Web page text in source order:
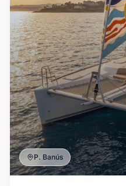
P. Banús